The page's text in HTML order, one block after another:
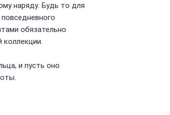
наряду. Будь то для
обязательно
и пусть оно